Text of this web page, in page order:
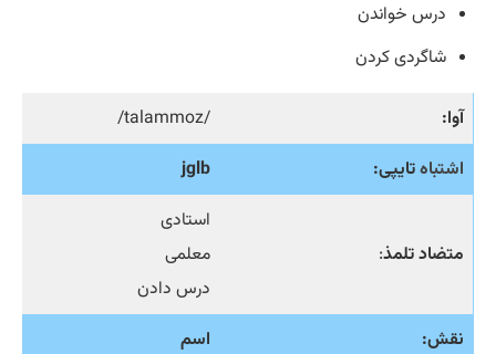
درس خواندن
شاگردی کردن
آوا:
/talammoz/
اشتباهتایپی: jglb
متضاد تلمذ:
استادی
معلمی
درس دادن
نقش:
اسم